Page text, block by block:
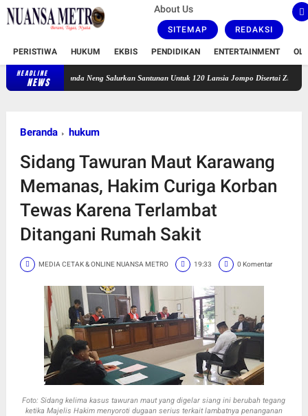
About Us
SITEMAP REDAKSI
PERISTIWA HUKUM EKBIS PENDIDIKAN ENTERTAINMENT
HEADLINE
NEWS
Bunda Neng Salurkan Santunan Untuk 120 Lansia Jompo Disertai Zikir dan Doa
Beranda hukum
Sidang Tawuran Maut Karawang
Memanas, Hakim Curiga Korban
Tewas Karena Terlambat
Ditangani Rumah Sakit
MEDIA CETAK & ONLINE NUANSA METRO 19:33 0 Komentar
Foto:Sidang kelima kasus tawuran maut yang digelar siang ini berubah tegang
ketika Majelis Hakim menyoroti dugaan serius terkait lambatnya penanganan